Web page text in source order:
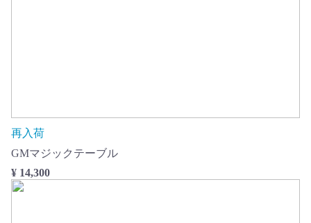
再入荷
GMマジックテーブル
¥ 14,300